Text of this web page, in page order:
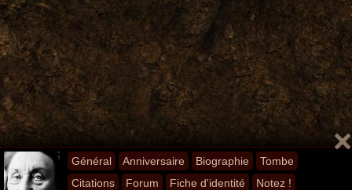
Général Anniversaire Biographie
Tombe
Citations
Forum Fiche d'identité Notez !